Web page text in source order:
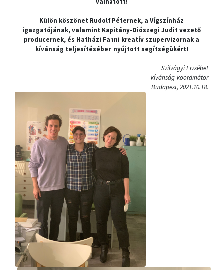
válhatott!
Külön köszönet Rudolf Péternek, a Vígszínház
igazgatójának, valamint Kapitány-Diószegi Judit vezető
producernek, és Hatházi Fanni kreatív szupervizornak a
kívánság teljesítésében nyújtott segítségükért!
Szilvágyi Erzsébet
kívánság-koordinátor
Budapest, 2021.10.18.